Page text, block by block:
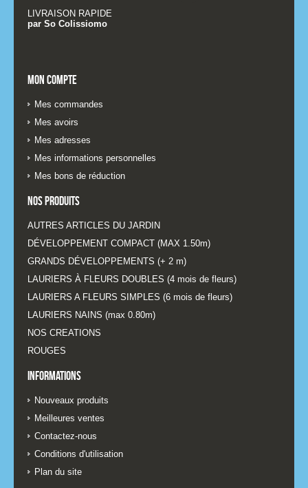
LIVRAISON RAPIDE
par So Colissiomo
Mon compte
Mes commandes
Mes avoirs
Mes adresses
Mes informations personnelles
Mes bons de réduction
Nos produits
AUTRES ARTICLES DU JARDIN
DÉVELOPPEMENT COMPACT (MAX 1.50m)
GRANDS DÉVELOPPEMENTS (+ 2 m)
LAURIERS À FLEURS DOUBLES (4 mois de fleurs)
LAURIERS A FLEURS SIMPLES (6 mois de fleurs)
LAURIERS NAINS (max 0.80m)
NOS CREATIONS
ROUGES
Informations
Nouveaux produits
Meilleures ventes
Contactez-nous
Conditions d'utilisation
Plan du site